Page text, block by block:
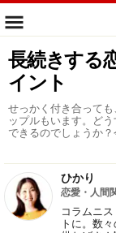
長続きする
イント
せっかく付き合って
ップルもいます。ど
できるのでしょうか？
ひかり
恋愛・人間
コラムニ
トに。数